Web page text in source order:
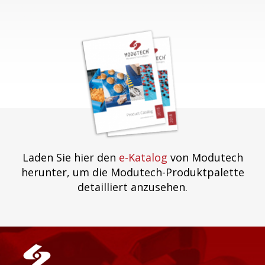
Laden Sie hier den e-Katalog von Modutech
herunter, um die Modutech-Produktpalette
detailliert anzusehen.